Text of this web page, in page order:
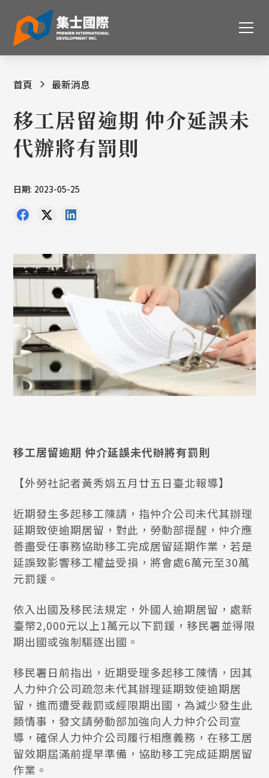
首頁 最新消息
移工居留逾期 仲介延誤未
代辦將有罰則
日期: 2023-05-25
移工居留逾期 仲介延誤未代辦將有罰則
【外勞社記者黃秀娟五月廿五日臺北報導】
近期發生多起移工陳請，指仲介公司未代其辦理
延期致使逾期居留，對此，勞動部提醒，仲介應
善盡受任事務協助移工完成居留延期作業，若是
延誤致影響移工權益受損，將會處6萬元至30萬
元罰鍰。
依入出國及移民法規定，外國人逾期居留，處新
臺幣2,000元以上1萬元以下罰鍰，移民署並得限
期出國或強制驅逐出國。
移民署日前指出，近期受理多起移工陳情，因其
人力仲介公司疏忽未代其辦理延期致使逾期居
留，進而遭受裁罰或經限期出國，為減少發生此
類情事，發文請勞動部加強向人力仲介公司宣
導，確保人力仲介公司履行相應義務，在移工居
留效期屆滿前提早準備，協助移工完成延期居留
作業。